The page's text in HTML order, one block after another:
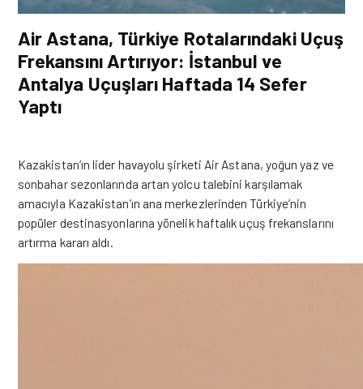
Air Astana, Türkiye Rotalarındaki Uçuş
Frekansını Artırıyor: İstanbul ve
Antalya Uçuşları Haftada 14 Sefer
Yaptı
Kazakistan’ın lider havayolu şirketi Air Astana, yoğun yaz ve
sonbahar sezonlarında artan yolcu talebini karşılamak
amacıyla Kazakistan’ın ana merkezlerinden Türkiye’nin
popüler destinasyonlarına yönelik haftalık uçuş frekanslarını
artırma kararı aldı.